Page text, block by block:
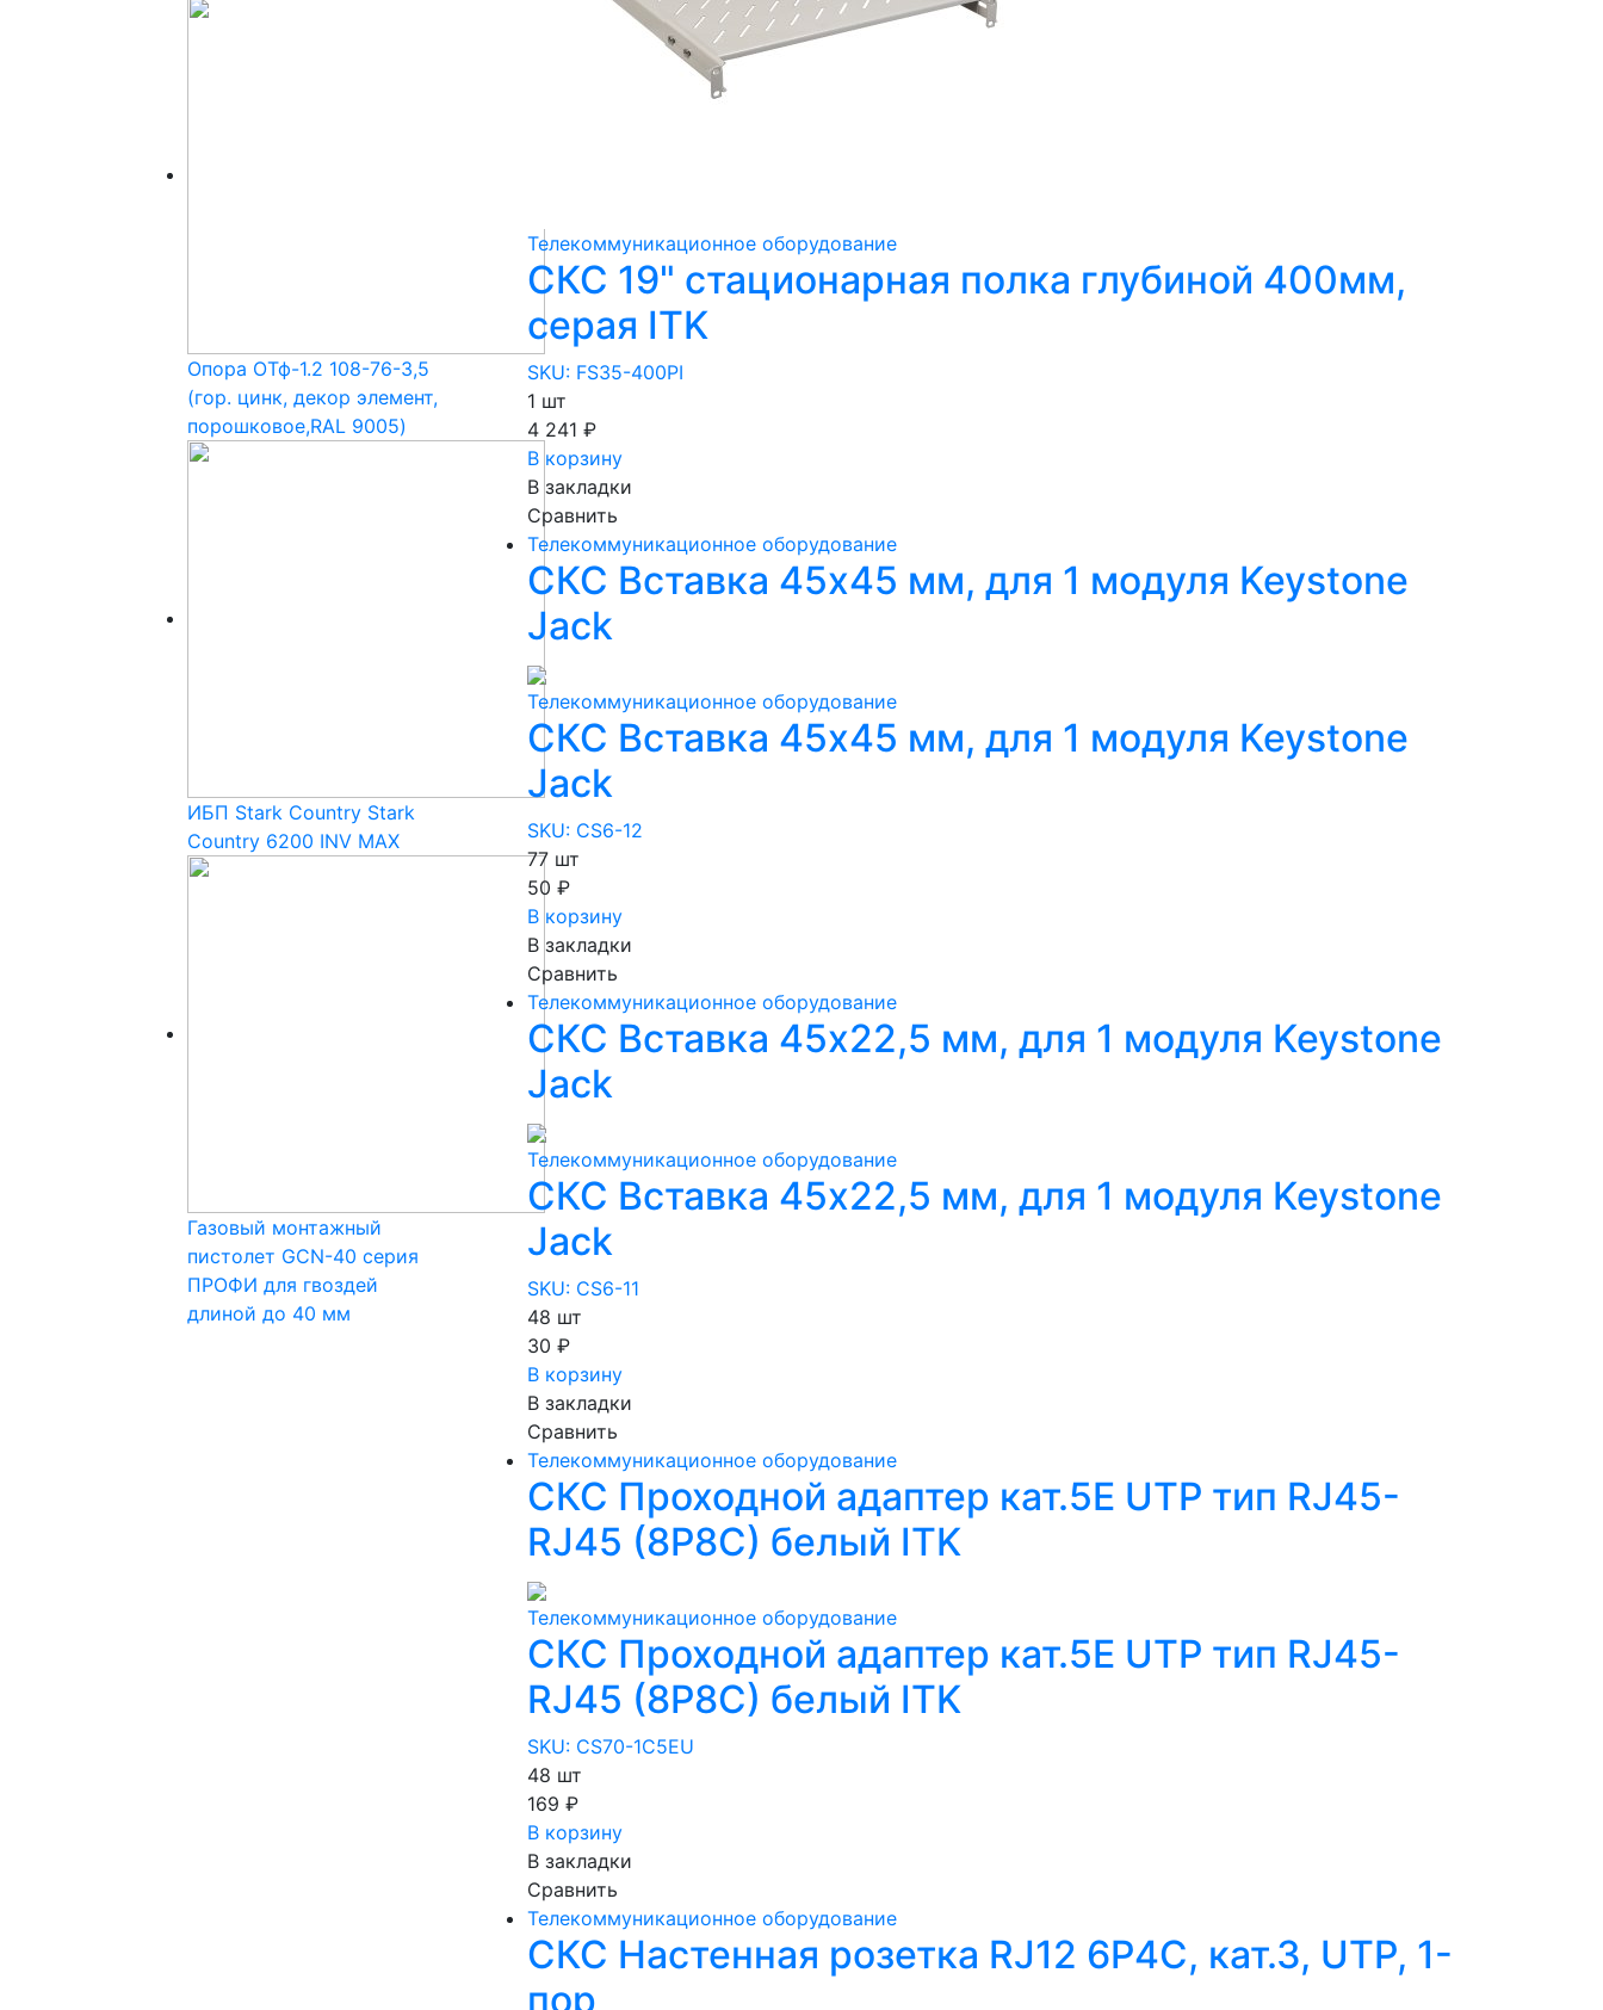
Опора ОТф-1.2 108-76-3,5
(гор. цинк, декор элемент,
порошковое,RAL 9005)
ИБП Stark Country Stark
Country 6200 INV MAX
Газовый монтажный
пистолет GCN-40 серия
ПРОФИ для гвоздей
длиной до 40 мм
Телекоммуникационное оборудование
СКС 19" стационарная полка глубиной 400мм,
серая ITK
SKU: FS35-400PI
1 шт
4 241 ₽
В корзину
В закладки
Сравнить
Телекоммуникационное оборудование
СКС Вставка 45х45 мм, для 1 модуля Keystone
Jack
Телекоммуникационное оборудование
СКС Вставка 45х45 мм, для 1 модуля Keystone
Jack
SKU: CS6-12
77 шт
50 ₽
В корзину
В закладки
Сравнить
Телекоммуникационное оборудование
СКС Вставка 45х22,5 мм, для 1 модуля Keystone
Jack
Телекоммуникационное оборудование
СКС Вставка 45х22,5 мм, для 1 модуля Keystone
Jack
SKU: CS6-11
48 шт
30 ₽
В корзину
В закладки
Сравнить
Телекоммуникационное оборудование
СКС Проходной адаптер кат.5E UTP тип RJ45-
RJ45 (8P8C) белый ITK
Телекоммуникационное оборудование
СКС Проходной адаптер кат.5E UTP тип RJ45-
RJ45 (8P8C) белый ITK
SKU: CS70-1C5EU
48 шт
169 ₽
В корзину
В закладки
Сравнить
Телекоммуникационное оборудование
СКС Настенная розетка RJ12 6P4C, кат.3, UTP, 1-
пор